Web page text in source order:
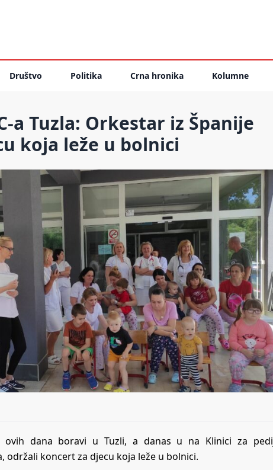
Društvo Politika Crna hronika Kolumne
a Tuzla: Orkestar iz Španije
koja leže u bolnici
ovih dana boravi u Tuzli, a danas u na Klinici za
održali koncert za djecu koja leže u bolnici.